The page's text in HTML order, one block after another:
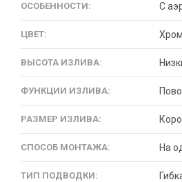
ОСОБЕННОСТИ: С
ЦВЕТ: Хром
ВЫСОТА ИЗЛИВА:
ФУНКЦИИ ИЗЛИВА:
РАЗМЕР ИЗЛИВА:
СПОСОБ МОНТАЖА: На
ТИП ПОДВОДКИ: